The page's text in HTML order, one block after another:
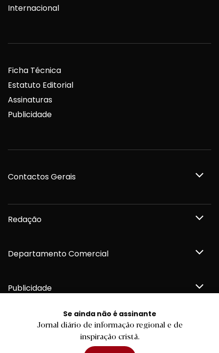
Se ainda não é assinante
Jornal diário de informação regional e de
inspiração cristã.
Internacional
Ficha Técnica
Estatuto Editorial
Assinaturas
Publicidade
Contactos Gerais
Redação
Departamento Comercial
Publicidade